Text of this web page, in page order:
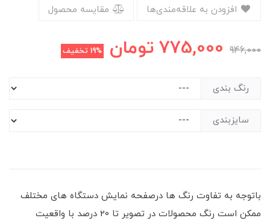
مقایسه محصول
946,000
775,000 تومان 19% تخفیف
رنگ بندی
سایزبندی
باتوجه به تفاوت رنگ ها درصفحه نمایش دستگاه های مختلف
ممکن است رنگ محصولات در تصویر تا 20 درصد با واقعیت